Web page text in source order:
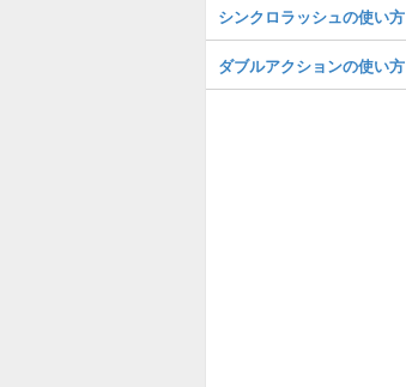
シンクロラッシュの使い方
ダブルアクションの使い方